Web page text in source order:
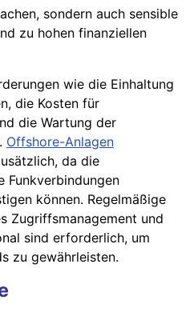
sondern auch sensible
zu hohen finanziellen
wie die Einhaltung
die Kosten für
die Wartung der
Offshore-Anlagen
da die
Funkverbindungen
können. Regelmäßige
Zugriffsmanagement und
sind erforderlich, um
zu gewährleisten.